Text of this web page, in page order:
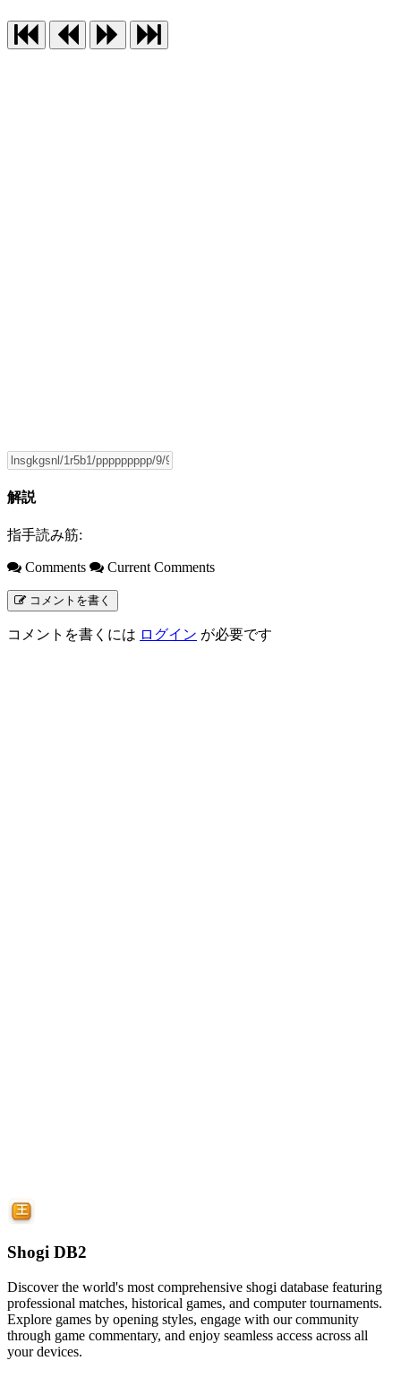
解説
指手読み筋:
Comments Current Comments
コメントを書く
コメントを書くには ログイン が必要です
Shogi DB2
Discover the world's most comprehensive shogi database featuring
professional matches, historical games, and computer tournaments.
Explore games by opening styles, engage with our community
through game commentary, and enjoy seamless access across all
your devices.